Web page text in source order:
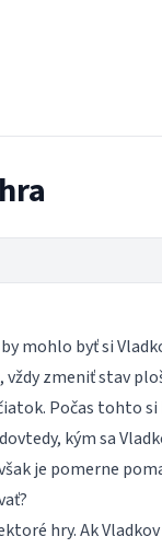
mohlo byť si
vždy zmeniť stav
Počas tohto
kým sa
je pomerne
hry. Ak